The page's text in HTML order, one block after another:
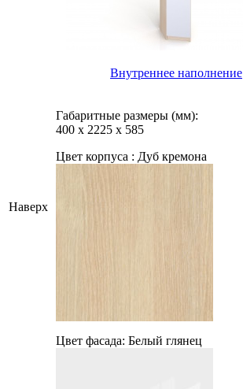
Наверх
Внутреннее наполнение
Габаритные размеры (мм):
400 х 2225 х 585
Цвет корпуса : Дуб кремона
Цвет фасада: Белый глянец